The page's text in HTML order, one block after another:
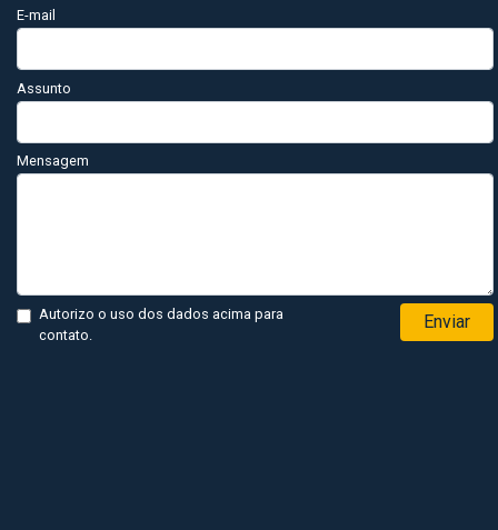
E-mail
Assunto
Mensagem
Autorizo o uso dos dados acima para
contato.
Enviar